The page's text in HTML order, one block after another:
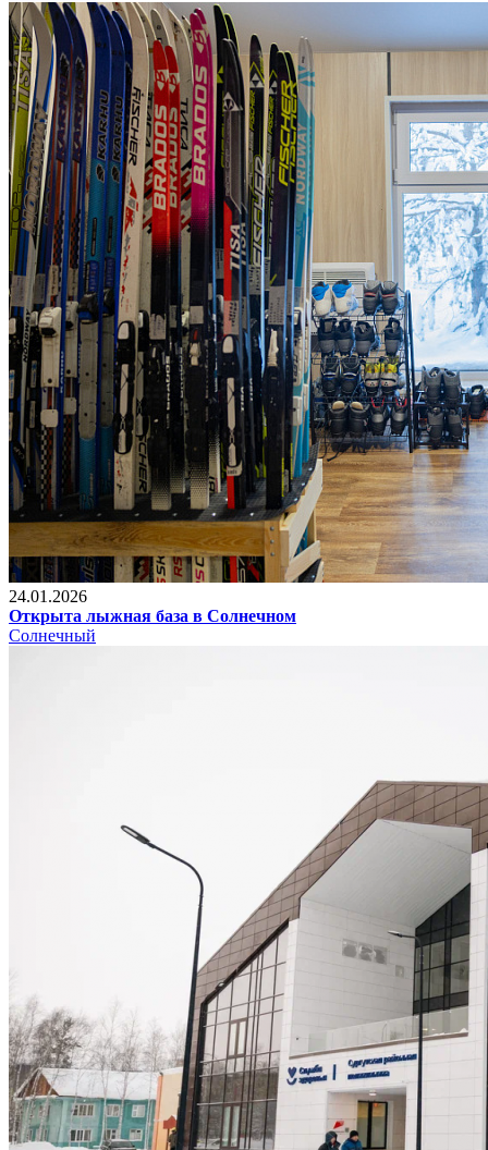
24.01.2026
Открыта лыжная база в Солнечном
Солнечный